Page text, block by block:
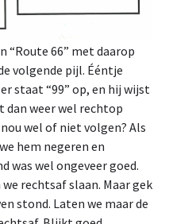
“Route 66” met daarop
volgende pijl. Ééntje
staat “99” op, en hij wijst
dan weer wel rechtop
wel of niet volgen? Als
hem negeren en
was wel ongeveer goed.
rechtsaf slaan. Maar gek
stond. Laten we maar de